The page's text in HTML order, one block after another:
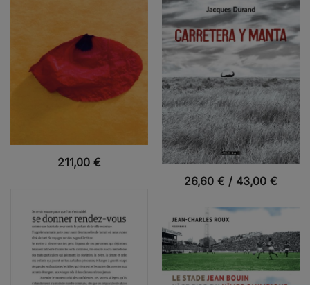
VUE RAPIDE
211,00 €
VUE RAPIDE
26,60 € / 43,00 €